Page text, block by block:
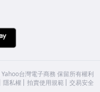
Yahoo台灣電子商務 保留所有權利
隱私權 拍賣使用規範 交易安全